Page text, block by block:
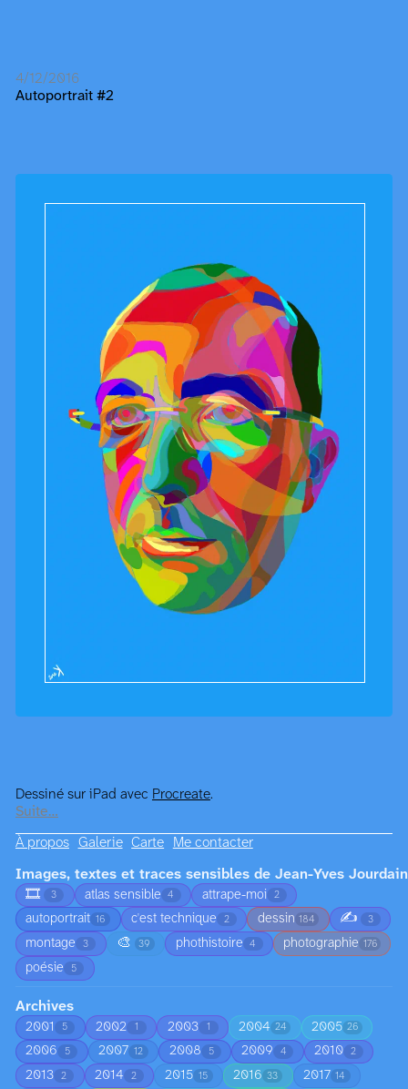
4/12/2016
Autoportrait #2
Dessiné sur iPad avec Procreate.
Suite…
À propos Galerie Carte Me contacter
Images, textes et traces sensibles de Jean-Yves Jourdain
🎞️
3 atlas sensible 4 attrape-moi 2
autoportrait 16 c'est technique 2 dessin 184 ✍️ 3
montage 3 🎨 39 phothistoire 4 photographie 176
poésie 5
Archives
2001 5 2002 1 2003 1 2004 24 2005 26
2006 5 2007 12 2008 5 2009 4 2010 2
2013 2 2014 2 2015 15 2016 33 2017 14